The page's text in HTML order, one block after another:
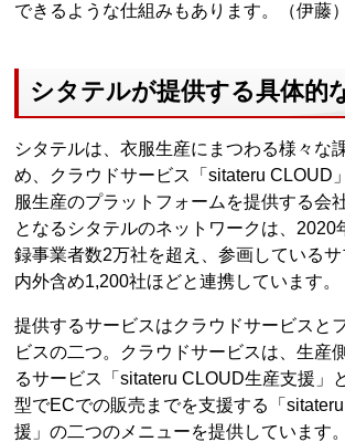
できるような仕組みもあります。（伊藤）
シタテルが提供する具体的
シタテルは、衣服生産にまつわる様々な
め、クラウドサービス「sitateru CLOUD
服生産のプラットフォームを提供する会
となるシタテルのネットワークは、2020
録事業者数2万社を超え、参画している
内外含め1,200社ほどと連携しています。
提供するサービスはクラウドサービスと
ビスの二つ。クラウドサービスは、生産
るサービス「sitateru CLOUD生産支援」
型でECでの販売までを支援する「
援」の二つのメニューを提供しています